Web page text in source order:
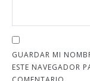
GUARDAR MI
ESTE NAVEGADOR